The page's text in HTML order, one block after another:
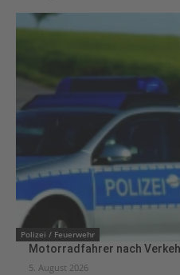
Polizei / Feuerwehr
Motorradfahrer nach
5. August 2026